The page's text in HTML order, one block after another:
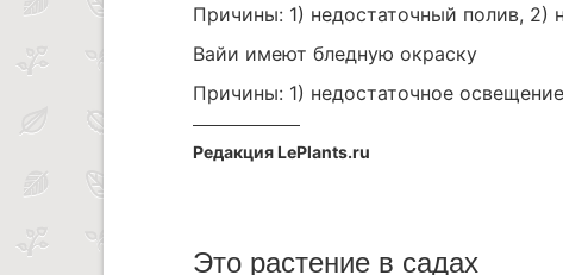
Причины: 1) недостаточный полив, 2)
Вайи имеют бледную окраску
Причины: 1) недостаточное
Редакция LePlants.ru
Это растение в садах